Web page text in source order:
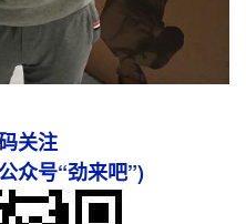
关注
众号“劲来吧”)